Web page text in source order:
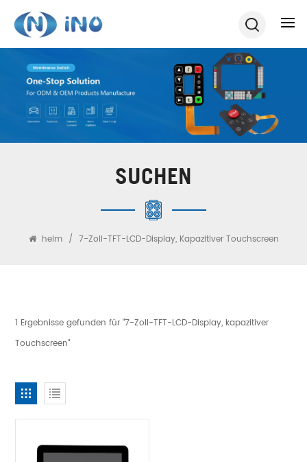
SUCHEN
heim / 7-Zoll-TFT-LCD-Display, Kapazitiver Touchscreen
1 Ergebnisse gefunden für "7-Zoll-TFT-LCD-Display, kapazitiver
Touchscreen"